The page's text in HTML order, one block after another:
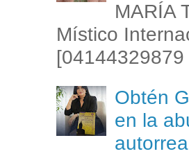
MARÍA
Místico
Obtén
en la